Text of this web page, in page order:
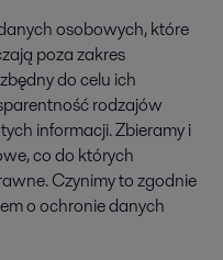
osobowych, które
poza zakres
do celu ich
rodzajów
informacji. Zbieramy i
co do których
Czynimy to zgodnie
o ochronie danych